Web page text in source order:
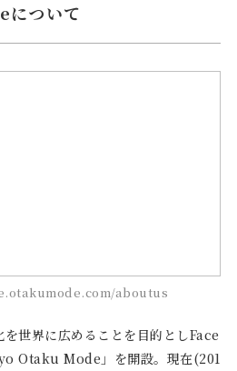
ついて
aboutus
世界に広めることを目的としFace
Otaku Mode」を開設。現在(201